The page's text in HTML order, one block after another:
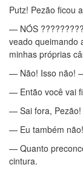
Putz! Pezão ficou
— NÓS
veado queimando
minhas próprias
— Não! Isso não!
— Então você vai
— Sai fora, Pezão!
— Eu também
— Quanto
cintura.